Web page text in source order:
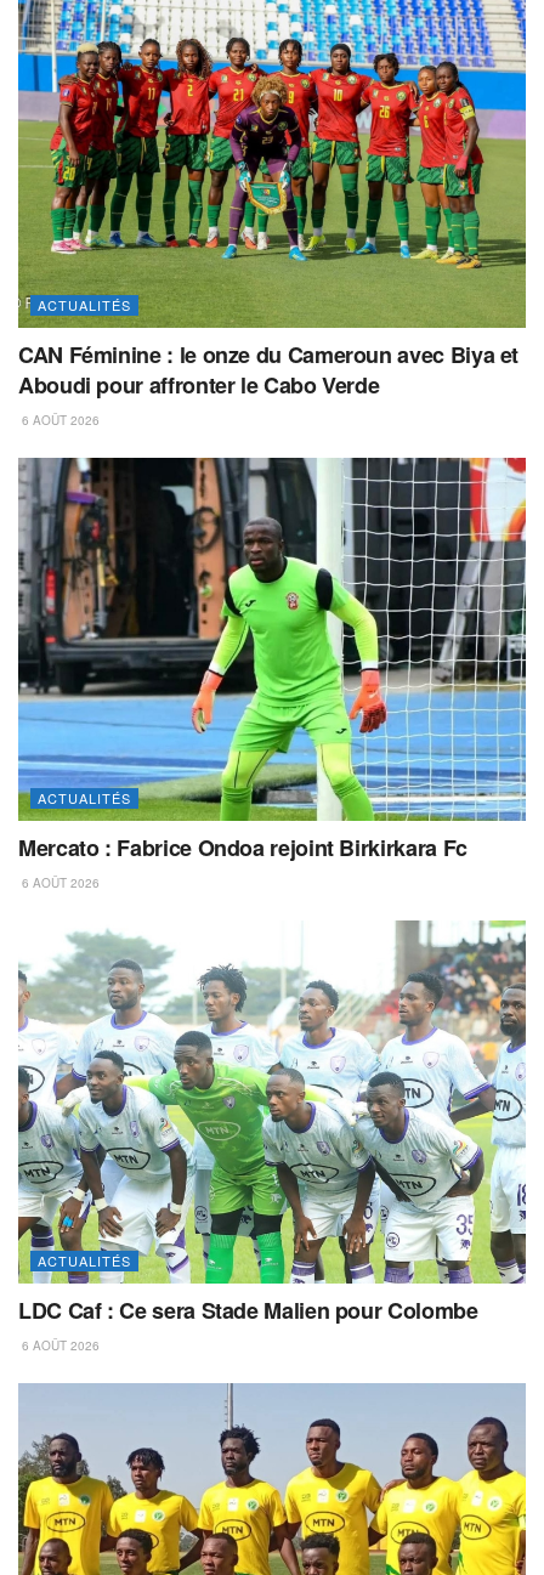
ACTUALITÉS
CAN Féminine : le onze du Cameroun avec Biya et
Aboudi pour affronter le Cabo Verde
6 AOÛT 2026
ACTUALITÉS
Mercato : Fabrice Ondoa rejoint Birkirkara Fc
6 AOÛT 2026
ACTUALITÉS
LDC Caf : Ce sera Stade Malien pour Colombe
6 AOÛT 2026